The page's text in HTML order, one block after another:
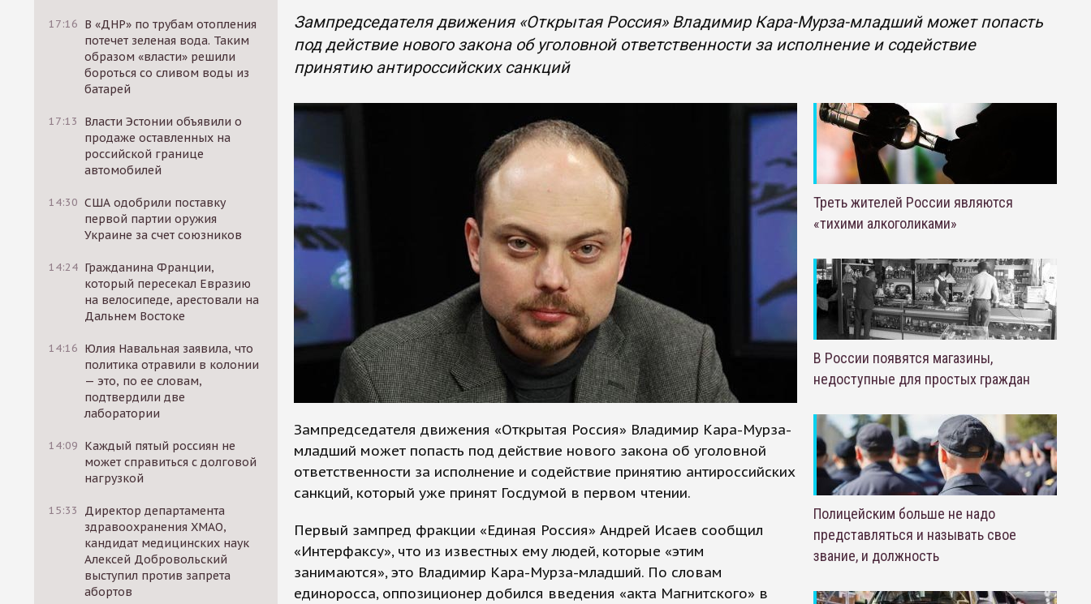
17:16 В «ДНР» по трубам отопления
потечет зеленая вода. Таким
образом «власти» решили
бороться со сливом воды из
батарей
17:13
Власти Эстонии объявили о
продаже оставленных на
российской границе
автомобилей
14:30 США одобрили поставку
первой партии оружия
Украине за счет союзников
14:24 Гражданина Франции,
который пересекал Евразию
на велосипеде, арестовали на
Дальнем Востоке
14:16 Юлия Навальная заявила, что
политика отравили в колонии
— это, по ее словам,
подтвердили две
лаборатории
14:09 Каждый пятый россиян не
может справиться с долговой
нагрузкой
15:33
Директор департамента
здравоохранения ХМАО,
кандидат медицинских наук
Алексей Добровольский
выступил против запрета
абортов
Зампредседателя движения «Открытая Россия» Владимир Кара-Мурза-младший может попасть
под действие нового закона об уголовной ответственности за исполнение и содействие
принятию антироссийских санкций
Зампредседателя движения «Открытая Россия» Владимир Кара-Мурза-
младший может попасть под действие нового закона об уголовной
ответственности за исполнение и содействие принятию антироссийских
санкций, который уже принят Госдумой в первом чтении.
Первый зампред фракции «Единая Россия» Андрей Исаев сообщил
«Интерфаксу», что из известных ему людей, которые «этим
занимаются», это Владимир Кара-Мурза-младший. По словам
единоросса, оппозиционер добился введения «акта Магнитского» в
Треть жителей России являются
«тихими алкоголиками»
В России появятся магазины,
недоступные для простых граждан
Полицейским больше не надо
представляться и называть свое
звание, и должность